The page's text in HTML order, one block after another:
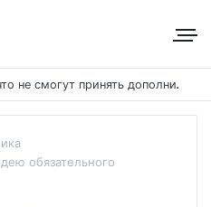
ВЕвросоюзе опасаются, что не смогут принять дополнительных участников
обязательного